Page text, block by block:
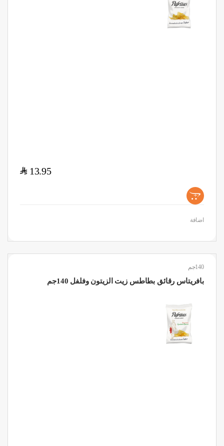
13.95
$
+
اضافة
140جم
بافريتاس رقائق بطاطس زيت الزيتون وفلفل 140جم